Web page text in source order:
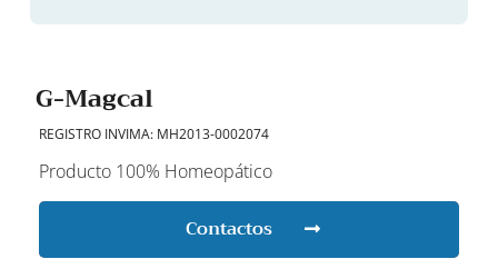
G-Magcal
REGISTRO INVIMA: MH2013-0002074
Producto 100% Homeopático
Contactos